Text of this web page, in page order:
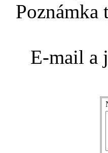
E-mail a